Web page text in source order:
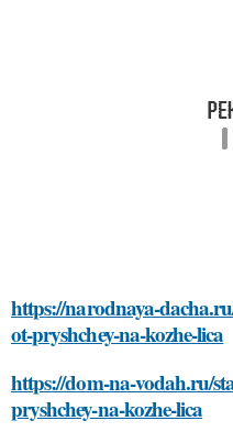
https://narodnaya-
ot-pryshchey-na-kozhe-lica
https://dom-na-vodah.ru/
pryshchey-na-kozhe-lica